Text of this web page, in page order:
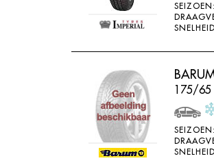
175/65